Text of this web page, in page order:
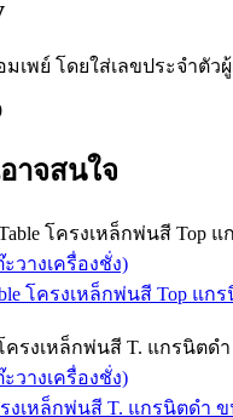
เพย์ โดยใส่เลขประจำตัว
าจสนใจ
ะวางเครื่องชั่ง)
โครงเหล็กพ่นสี Top แ
ะวางเครื่องชั่ง)
รงเหล็กพ่นสี T. แกรนิตดำ